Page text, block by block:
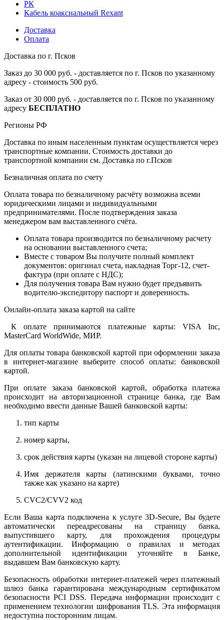
РК
Кабель коаксиальный Rexant
Доставка
Оплата
Доставка по г. Псков
Заказ до 30 000 руб. - доставляется по г. Псков по указанному
адресу - стоимость 500 руб.
Заказ от 30 000 руб. - доставляется по г. Псков по указанному
адресу БЕСПЛАТНО
Регионы РФ
Доставка по иным населенным пунктам осуществляется через
транспортные компании. Стоимость доставки до
транспортной компании см. Доставка по г.Псков
Безналичная оплата по счету
Оплата товара по безналичному расчёту возможна всеми
юридическими лицами и индивидуальными
предпринимателями. После подтверждения заказа
менеджером вам выставленного счёта.
Оплата товара производится по безналичному расчету
на основании выставленного счета;
Вместе с товаром Вы получите полный комплект
документов: оригинал счета, накладная Торг-12, счет-
фактура (при оплате с НДС);
Для получения товара Вам нужно будет предъявить
водителю-экспедитору паспорт и доверенность.
Онлайн-оплата заказа картой на сайте
К оплате принимаются платежные карты: VISA Inc,
MasterCard WorldWide, МИР.
Для оплаты товара банковской картой при оформлении заказа
в интернет-магазине выберите способ оплаты: банковской
картой.
При оплате заказа банковской картой, обработка платежа
происходит на авторизационной странице банка, где Вам
необходимо ввести данные Вашей банковской карты:
тип карты
номер карты,
срок действия карты (указан на лицевой стороне карты)
Имя держателя карты (латинскими буквами, точно
также как указано на карте)
CVC2/CVV2 код
Если Ваша карта подключена к услуге 3D-Secure, Вы будете
автоматически переадресованы на страницу банка,
выпустившего карту, для прохождения процедуры
аутентификации. Информацию о правилах и методах
дополнительной идентификации уточняйте в Банке,
выдавшем Вам банковскую карту.
Безопасность обработки интернет-платежей через платежный
шлюз банка гарантирована международным сертификатом
безопасности PCI DSS. Передача информации происходит с
применением технологии шифрования TLS. Эта информация
недоступна посторонним лицам.